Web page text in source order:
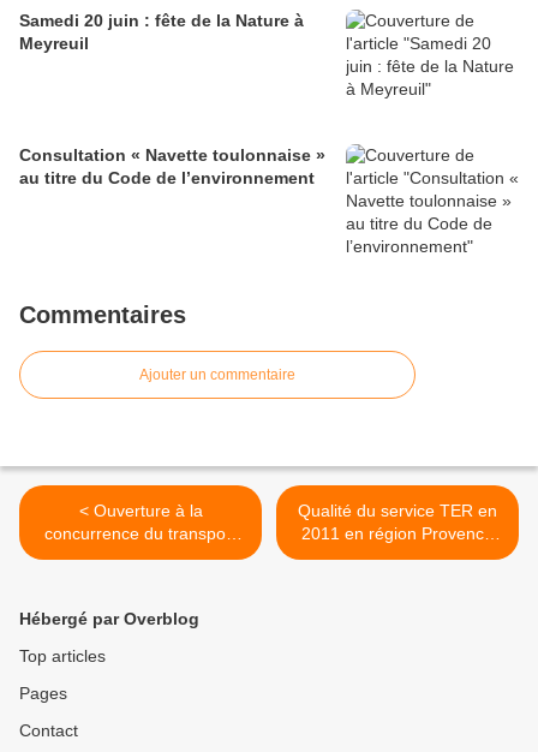
Samedi 20 juin : fête de la Nature à
Meyreuil
Consultation « Navette toulonnaise »
au titre du Code de l’environnement
Commentaires
Ajouter un commentaire
< Ouverture à la
concurrence du transport
ferroviaire : plus que
Qualité du service TER en
2011 en région Provence
Alpes Côte d’Azur >
Hébergé par Overblog
Top articles
Pages
Contact